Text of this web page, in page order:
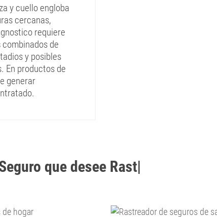
y cuello engloba
cercanas,
requiere
de
y posibles
En productos de
generar
que desee Rastrear